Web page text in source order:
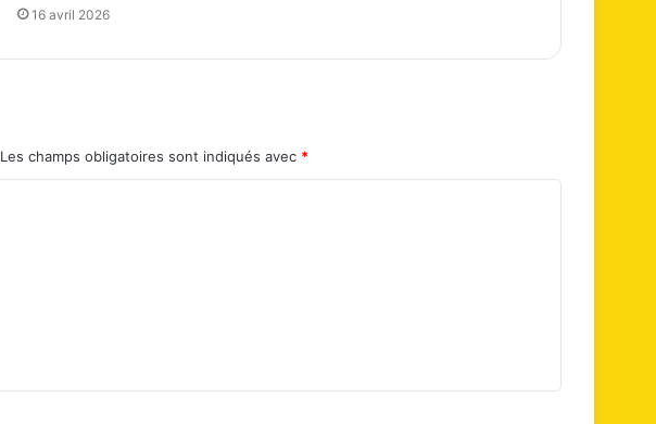
16 avril 2026
Les champs obligatoires sont indiqués avec *